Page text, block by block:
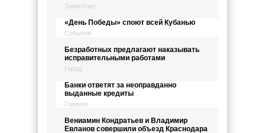
Транспорт
«День Победы» споют всей Кубанью
События
Безработных предлагают наказывать
исправительными работами
Город
Банки ответят за неоправданно
выданные кредиты
Главное
Вениамин Кондратьев и Владимир
Евланов совершили объезд Краснодара